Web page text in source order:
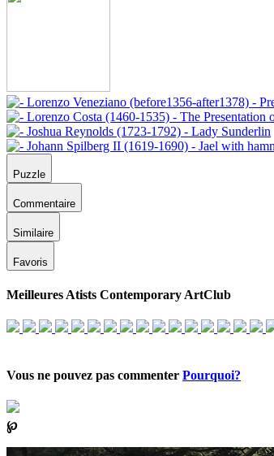
Puzzle
Commentaire
Similaire
Favoris
Meilleures Atists Contemporary ArtClub
Vous ne pouvez pas commenter Pourquoi?
℘